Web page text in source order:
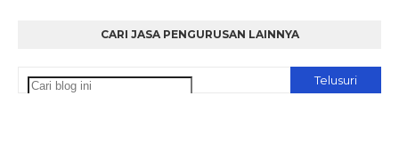
CARI JASA PENGURUSAN LAINNYA